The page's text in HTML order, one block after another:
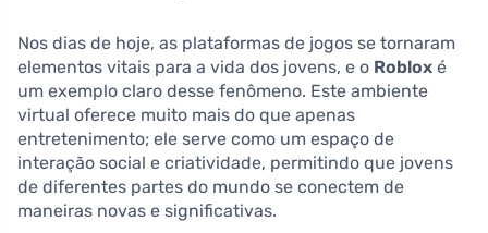
Nos dias de hoje, as plataformas de jogos se tornaram
elementos vitais para a vida dos jovens, e o Roblox é
um exemplo claro desse fenômeno. Este ambiente
virtual oferece muito mais do que apenas
entretenimento; ele serve como um espaço de
interação social e criatividade, permitindo que jovens
de diferentes partes do mundo se conectem de
maneiras novas e significativas.